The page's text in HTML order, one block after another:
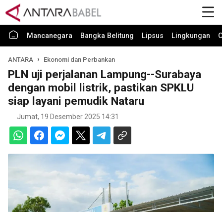
Mancanegara Bangka Belitung Lipsus Lingkungan
ANTARA Ekonomi dan Perbankan
PLN uji perjalanan Lampung--Surabaya
dengan mobil listrik, pastikan SPKLU
siap layani pemudik Nataru
Jumat, 19 Desember 2025 14:31